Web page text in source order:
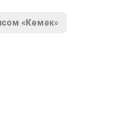
«Көмек»